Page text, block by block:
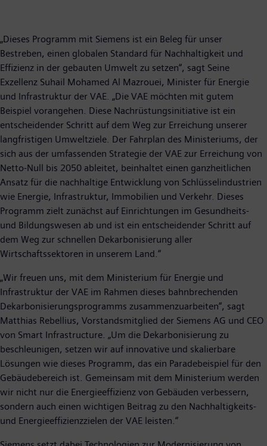
„Dieses Programm mit Siemens ist ein Beleg für unser
Bestreben, einen globalen Standard für Nachhaltigkeit und
Effizienz in der gebauten Umwelt zu setzen“, sagt Seine
Exzellenz Suhail Mohamed Al Mazrouei, Minister für Energie
und Infrastruktur der VAE. „Die VAE möchten mit gutem
Beispiel vorangehen. Diese Nachrüstungsinitiative ist ein
entscheidender Schritt auf dem Weg zur Erreichung unserer
langfristigen Umweltziele. Der Fahrplan des Ministeriums, der
sich aus der umfassenden Strategie der VAE zur Erreichung von
Netto-Null bis 2050 ableitet, beinhaltet einen ganzheitlichen
Ansatz für die nachhaltige Entwicklung von Schlüsselindustrien
wie Energie, Infrastruktur, Immobilien und Verkehr. Dieses
Programm zielt zunächst auf Einrichtungen im Gesundheits-
und Bildungswesen ab und ist ein entscheidender Schritt auf
dem Weg zur schnellen Dekarbonisierung aller
Wirtschaftssektoren in unserem Land.“
„Wir freuen uns, mit dem Ministerium für Energie und
Infrastruktur der VAE im Rahmen dieses bahnbrechenden
Dekarbonisierungsprogramms zusammenzuarbeiten“, sagt
Matthias Rebellius, Vorstandsmitglied der Siemens AG und CEO
von Smart Infrastructure. „Um die Dekarbonisierung zu
beschleunigen, setzen wir auf innovative und skalierbare
Lösungen wie dieses Programm, das ein Paradebeispiel für den
Gebäudebereich ist. Gemeinsam mit dem Ministerium werden
wir nicht nur die Energieeffizienz von Gebäuden verbessern,
sondern auch einen wichtigen Beitrag zu den Nachhaltigkeits-
und Energieeffizienzzielen der VAE leisten.“